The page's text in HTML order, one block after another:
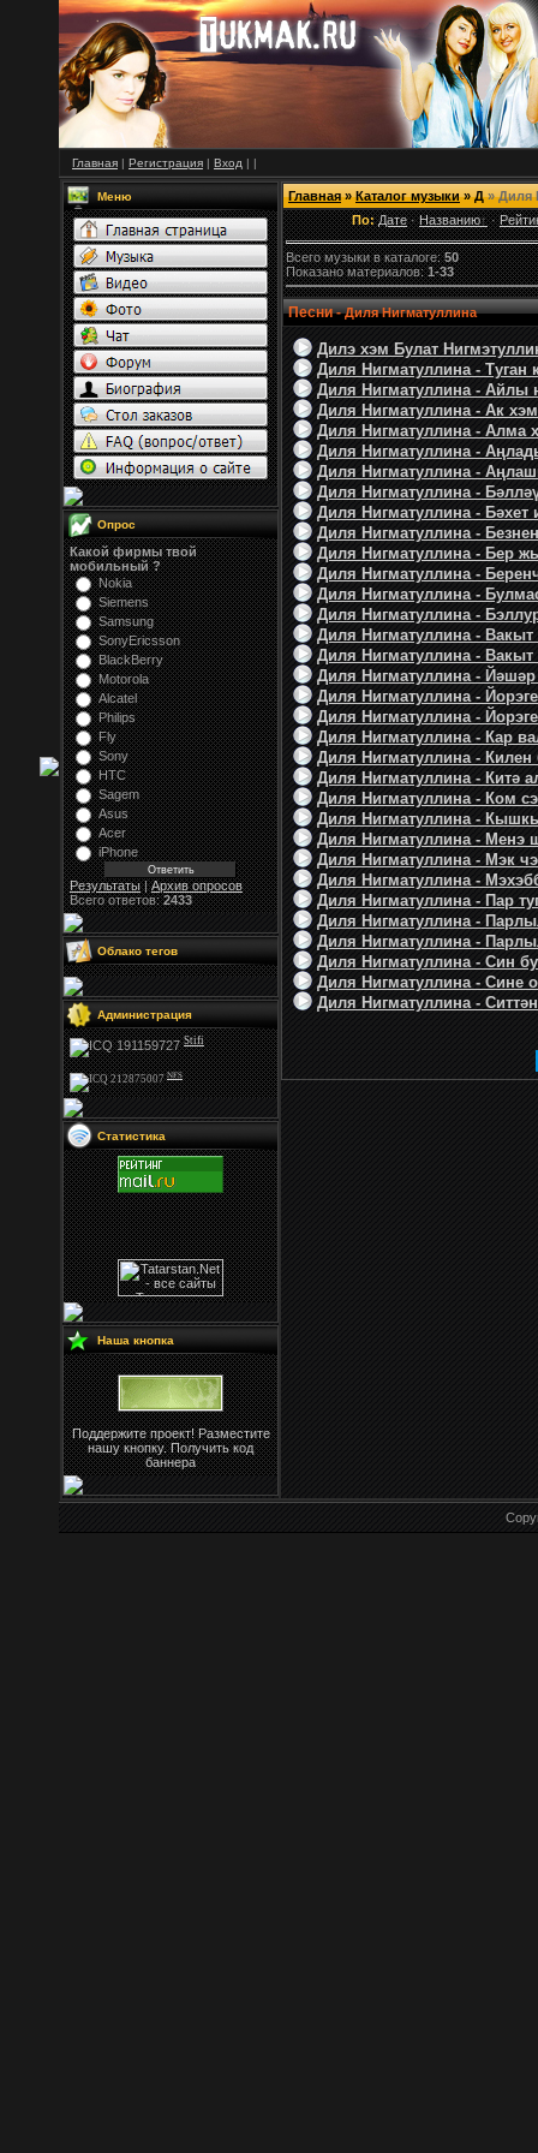
Главная | Регистрация | Вход | |
Меню
Опрос
Какой фирмы твой
мобильный ?
Nokia
Siemens
Samsung
SonyEricsson
BlackBerry
Motorola
Alcatel
Philips
Fly
Sony
HTC
Sagem
Asus
Acer
iPhone
Результаты|Архив опросов
Всего ответов:2433
Облако тегов
Администрация
Stifi
NFS
Статистика
Наша кнопка
Поддержите проект! Разместите
нашу кнопку. Получить код
баннера
Главная»Каталог музыки»Д» Диля
По: Дате·Названию ·
Всего музыки в каталоге:50
Показано материалов:1-33
Песни -Диля Нигматуллина
Дилэ хэм Булат
Диля Нигматуллина - Туган
Диля Нигматуллина - Айлы
Диля Нигматуллина - Ак
Диля Нигматуллина - Алма
Диля Нигматуллина -
Диля Нигматуллина -
Диля Нигматуллина -
Диля Нигматуллина - Бәхет
Диля Нигматуллина -
Диля Нигматуллина - Бер
Диля Нигматуллина -
Диля Нигматуллина -
Диля Нигматуллина -
Диля Нигматуллина - Вакыт
Диля Нигматуллина - Вакыт
Диля Нигматуллина -
Диля Нигматуллина -
Диля Нигматуллина -
Диля Нигматуллина - Кар
Диля Нигматуллина - Килен
Диля Нигматуллина - Китә
Диля Нигматуллина - Ком
Диля Нигматуллина -
Диля Нигматуллина - Менэ
Диля Нигматуллина - Мэк
Диля Нигматуллина -
Диля Нигматуллина - Пар
Диля Нигматуллина -
Диля Нигматуллина -
Диля Нигматуллина - Син
Диля Нигматуллина - Сине
Диля Нигматуллина -